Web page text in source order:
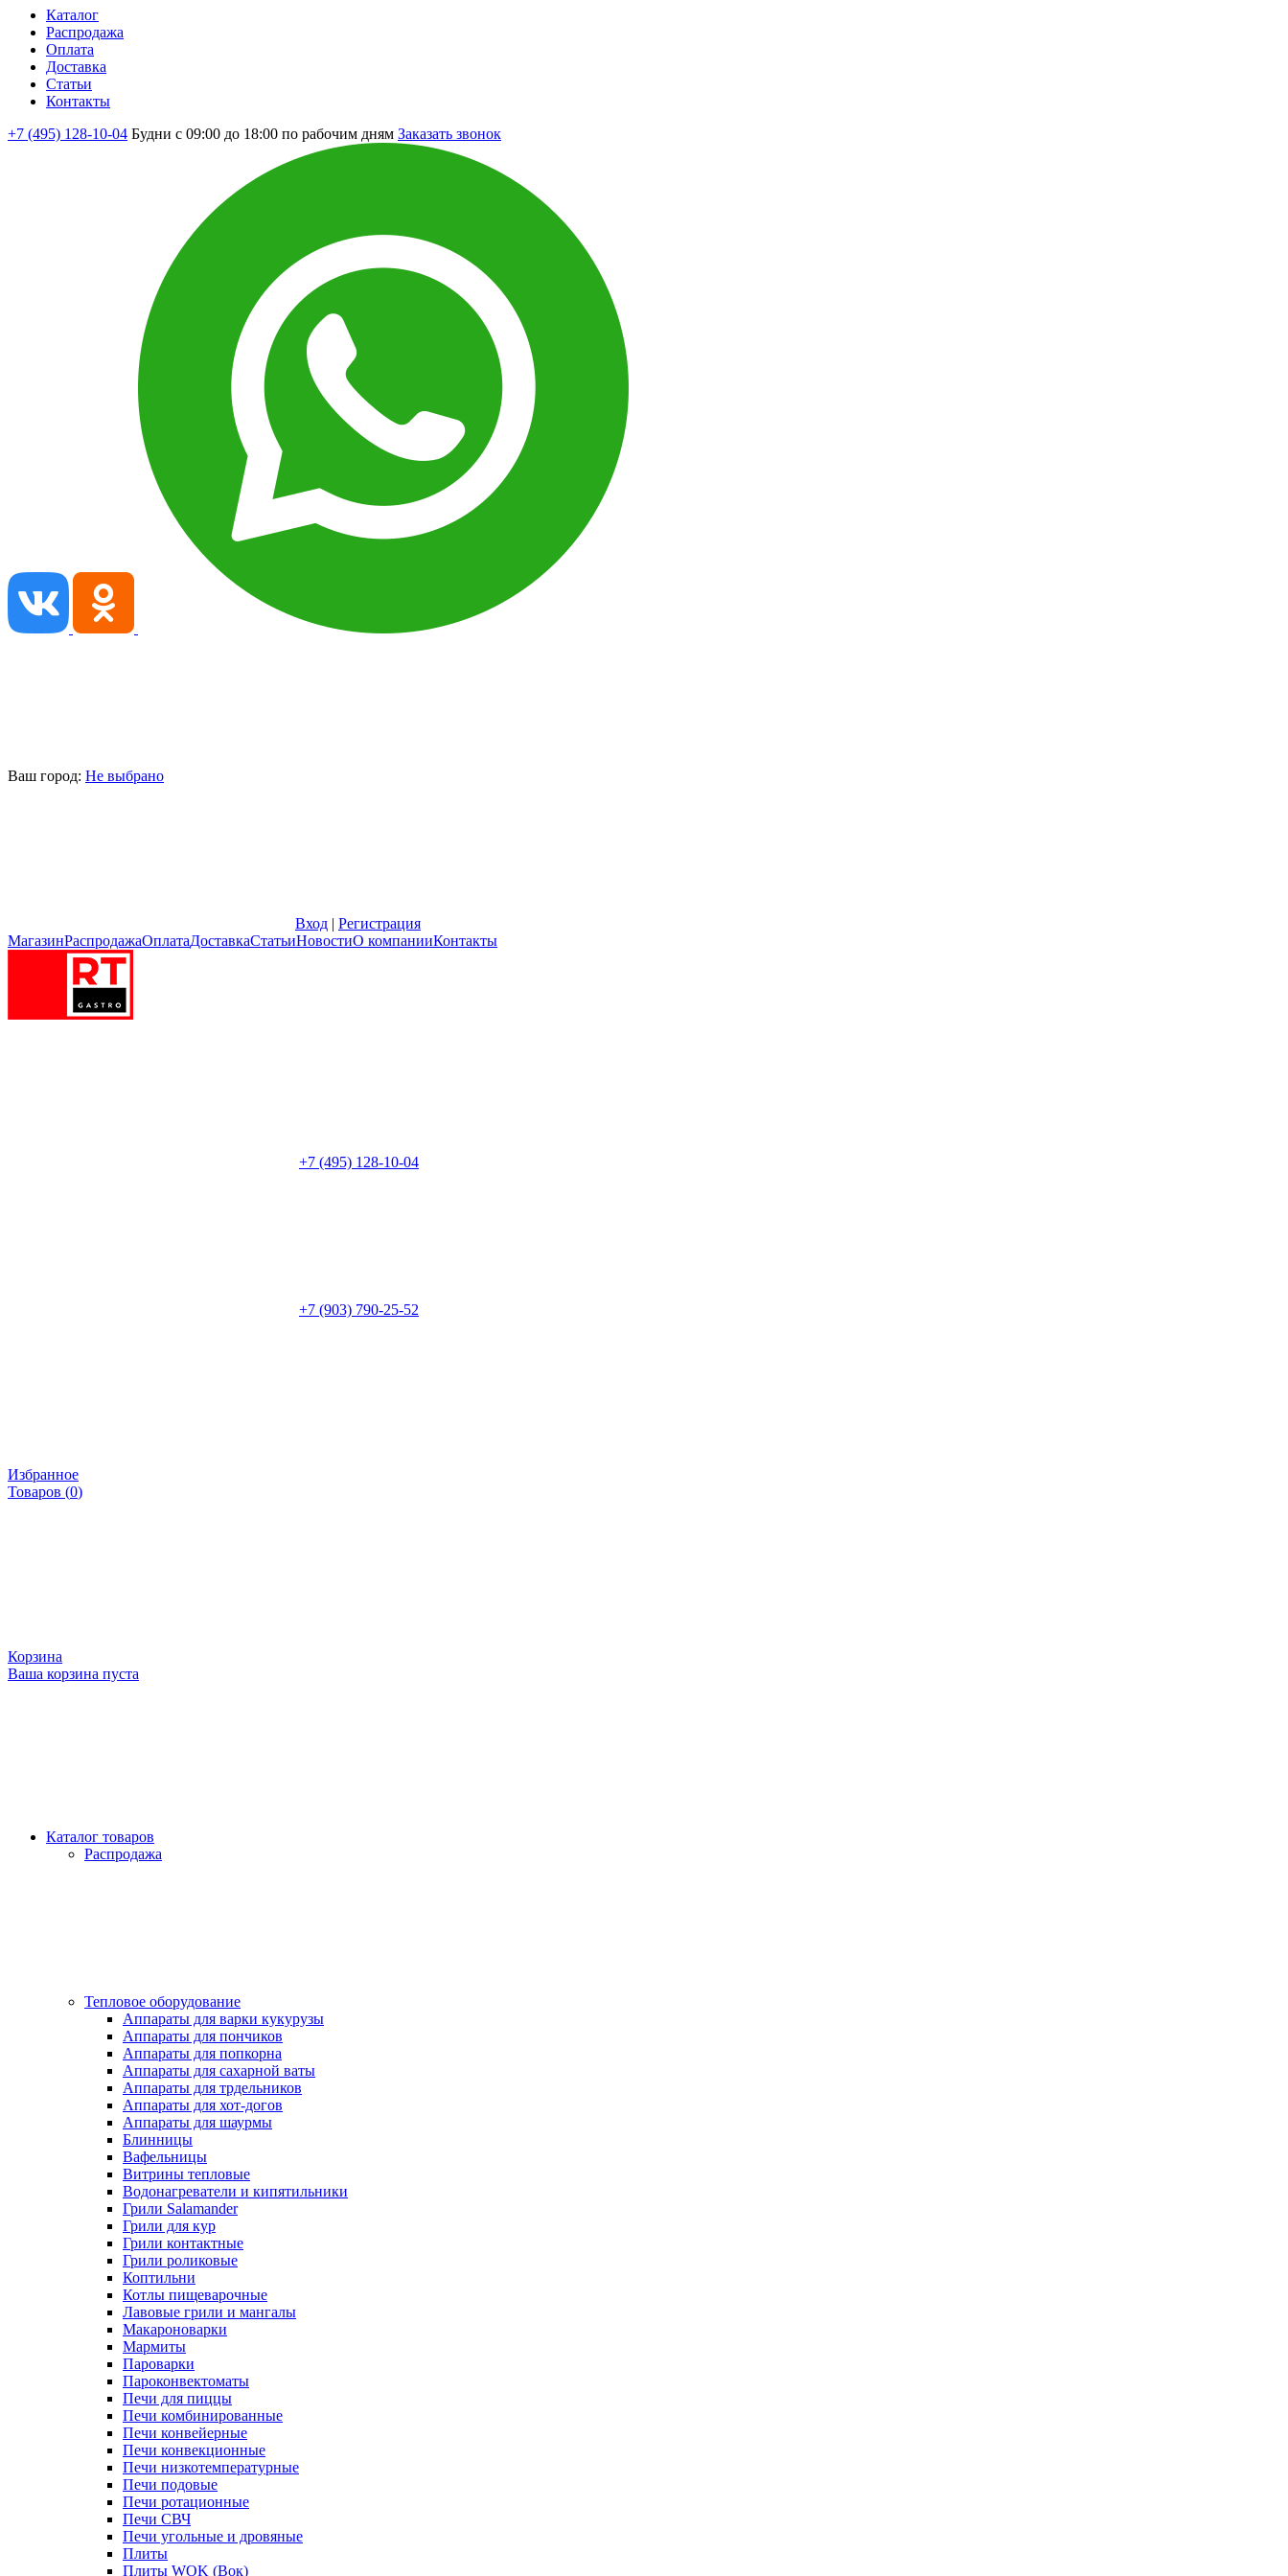
Каталог
Распродажа
Оплата
Доставка
Статьи
Контакты
+7 (495) 128-10-04 Будни с 09:00 до 18:00 по рабочим дням Заказать звонок
Ваш город: Не выбрано
Вход | Регистрация
МагазинРаспродажаОплатаДоставкаСтатьиНовостиО компанииКонтакты
+7 (495) 128-10-04
+7 (903) 790-25-52
Избранное
Товаров (0)
Корзина
Ваша корзина пуста
Каталог товаров
Распродажа
Тепловое оборудование
Аппараты для варки кукурузы
Аппараты для пончиков
Аппараты для попкорна
Аппараты для сахарной ваты
Аппараты для трдельников
Аппараты для хот-догов
Аппараты для шаурмы
Блинницы
Вафельницы
Витрины тепловые
Водонагреватели и кипятильники
Грили Salamander
Грили для кур
Грили контактные
Грили роликовые
Коптильни
Котлы пищеварочные
Лавовые грили и мангалы
Макароноварки
Мармиты
Пароварки
Пароконвектоматы
Печи для пиццы
Печи комбинированные
Печи конвейерные
Печи конвекционные
Печи низкотемпературные
Печи подовые
Печи ротационные
Печи СВЧ
Печи угольные и дровяные
Плиты
Плиты WOK (Вок)